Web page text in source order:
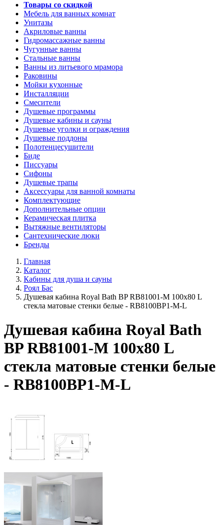
Товары со скидкой
Мебель для ванных комнат
Унитазы
Акриловые ванны
Гидромассажные ванны
Чугунные ванны
Стальные ванны
Ванны из литьевого мрамора
Раковины
Мойки кухонные
Инсталляции
Смесители
Душевые программы
Душевые кабины и сауны
Душевые уголки и ограждения
Душевые поддоны
Полотенцесушители
Биде
Писсуары
Сифоны
Душевые трапы
Аксессуары для ванной комнаты
Комплектующие
Дополнительные опции
Керамическая плитка
Вытяжные вентиляторы
Сантехнические люки
Бренды
Главная
Каталог
Кабины для душа и сауны
Роял Бас
Душевая кабина Royal Bath BP RB81001-M 100х80 L
стекла матовые стенки белые - RB8100BP1-M-L
Душевая кабина Royal Bath
BP RB81001-M 100х80 L
стекла матовые стенки белые
- RB8100BP1-M-L